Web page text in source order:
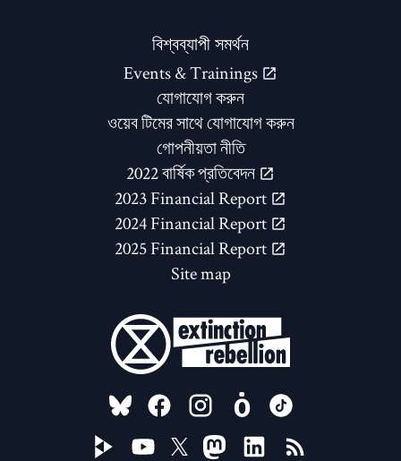
বিশ্বব্যাপী সমর্থন
Events & Trainings
যোগাযোগ করুন
ওয়েব টিমের সাথে যোগাযোগ করুন
গোপনীয়তা নীতি
2022 বার্ষিক প্রতিবেদন
2023 Financial Report
2024 Financial Report
2025 Financial Report
Site map
FOLLOW US ON